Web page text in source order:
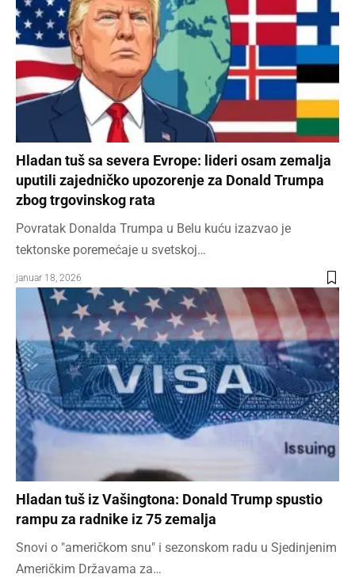
Hladan tuš sa severa Evrope: lideri osam zemalja
uputili zajedničko upozorenje za Donald Trumpa
zbog trgovinskog rata
Povratak Donalda Trumpa u Belu kuću izazvao je
tektonske poremećaje u svetskoj…
januar 18, 2026
Hladan tuš iz Vašingtona: Donald Trump spustio
rampu za radnike iz 75 zemalja
Snovi o "američkom snu" i sezonskom radu u Sjedinjenim
Američkim Državama za…